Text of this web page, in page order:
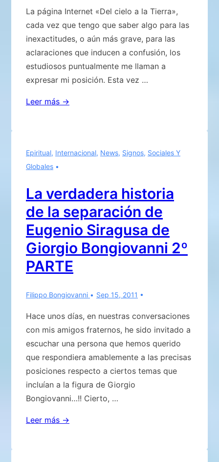
La página Internet «Del cielo a la Tierra»,
cada vez que tengo que saber algo para las
inexactitudes, o aún más grave, para las
aclaraciones que inducen a confusión, los
estudiosos puntualmente me llaman a
expresar mi posición. Esta vez …
La
la
separación
Eugenio
Siragusa
de
Giorgio
Bongiovanni
–
PARTE
Leer más →
Epiritual, Internacional, News, Signos, Sociales Y
Globales
La verdadera historia
de la separación de
Eugenio Siragusa de
Giorgio Bongiovanni 2º
PARTE
Filippo Bongiovanni Sep 15, 2011
Hace unos días, en nuestras conversaciones
con mis amigos fraternos, he sido invitado a
escuchar una persona que hemos querido
que respondiera amablemente a las precisas
posiciones respecto a ciertos temas que
incluían a la figura de Giorgio
Bongiovanni…!! Cierto, …
La
Leer más →